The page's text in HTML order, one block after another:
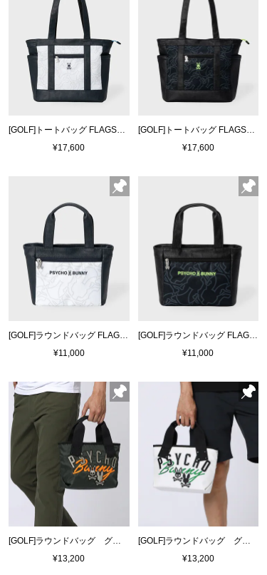
¥17,600
[GOLF]トートバッグ FLAGSHIP
¥17,600
[GOLF]ラウンドバッグ FLAGSHIP
¥11,000
[GOLF]ラウンドバッグ FLAGSHIP
¥11,000
[GOLF]ラウンドバッグ グラフィック
¥13,200
[GOLF]ラウンドバッグ グラフィック
¥13,200